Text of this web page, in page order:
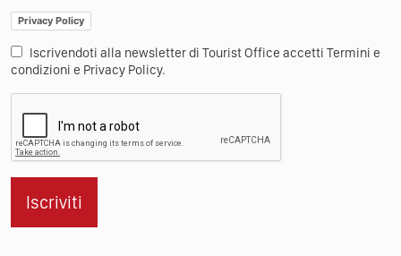
Privacy Policy
Iscrivendoti alla newsletter di Tourist Office accetti Termini e
condizioni e Privacy Policy.
Iscriviti